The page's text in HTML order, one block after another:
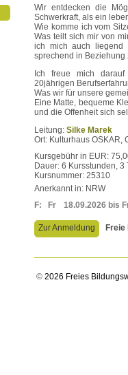
Wir entdecken die
Schwerkraft, als ein
Wie komme ich vom
Was teilt sich mir von
ich mich auch liegend
sprechend in Beziehung
Ich freue mich
20jährigen
Was wir für unsere
Eine Matte, bequeme
und die Offenheit sich
Leitung: Silke Marek
Ort: Kulturhaus OSKAR,
Kursgebühr in EUR:
Dauer: 6 Kursstunden, 3
Kursnummer: 25310
Anerkannt in: NRW
F:
Fr 18.09.2026 bis
Zur Anmeldung Freie
© 2026 Freies